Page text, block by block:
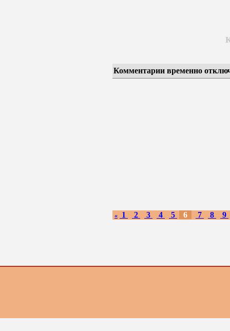
Комментарии временно
« 1 2 3 4 5 6 7 8 9